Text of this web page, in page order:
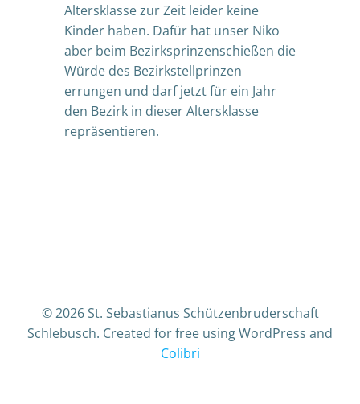
Altersklasse zur Zeit leider keine
Kinder haben. Dafür hat unser Niko
aber beim Bezirksprinzenschießen die
Würde des Bezirkstellprinzen
errungen und darf jetzt für ein Jahr
den Bezirk in dieser Altersklasse
repräsentieren.
© 2026 St. Sebastianus Schützenbruderschaft
Schlebusch. Created for free using WordPress and
Colibri